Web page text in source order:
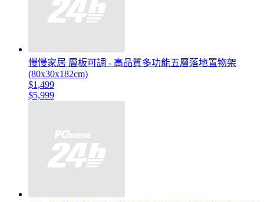
慢慢家居 層板可調 - 高品質多功能五層落地置物架
(80x30x182cm)
$1,499
$5,999